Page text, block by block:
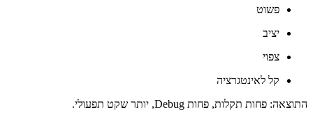
פשוט
יציב
צפוי
קל לאינטגרציה
התוצאה: פחות תקלות, פחות Debug, יותר שקט תפעולי.